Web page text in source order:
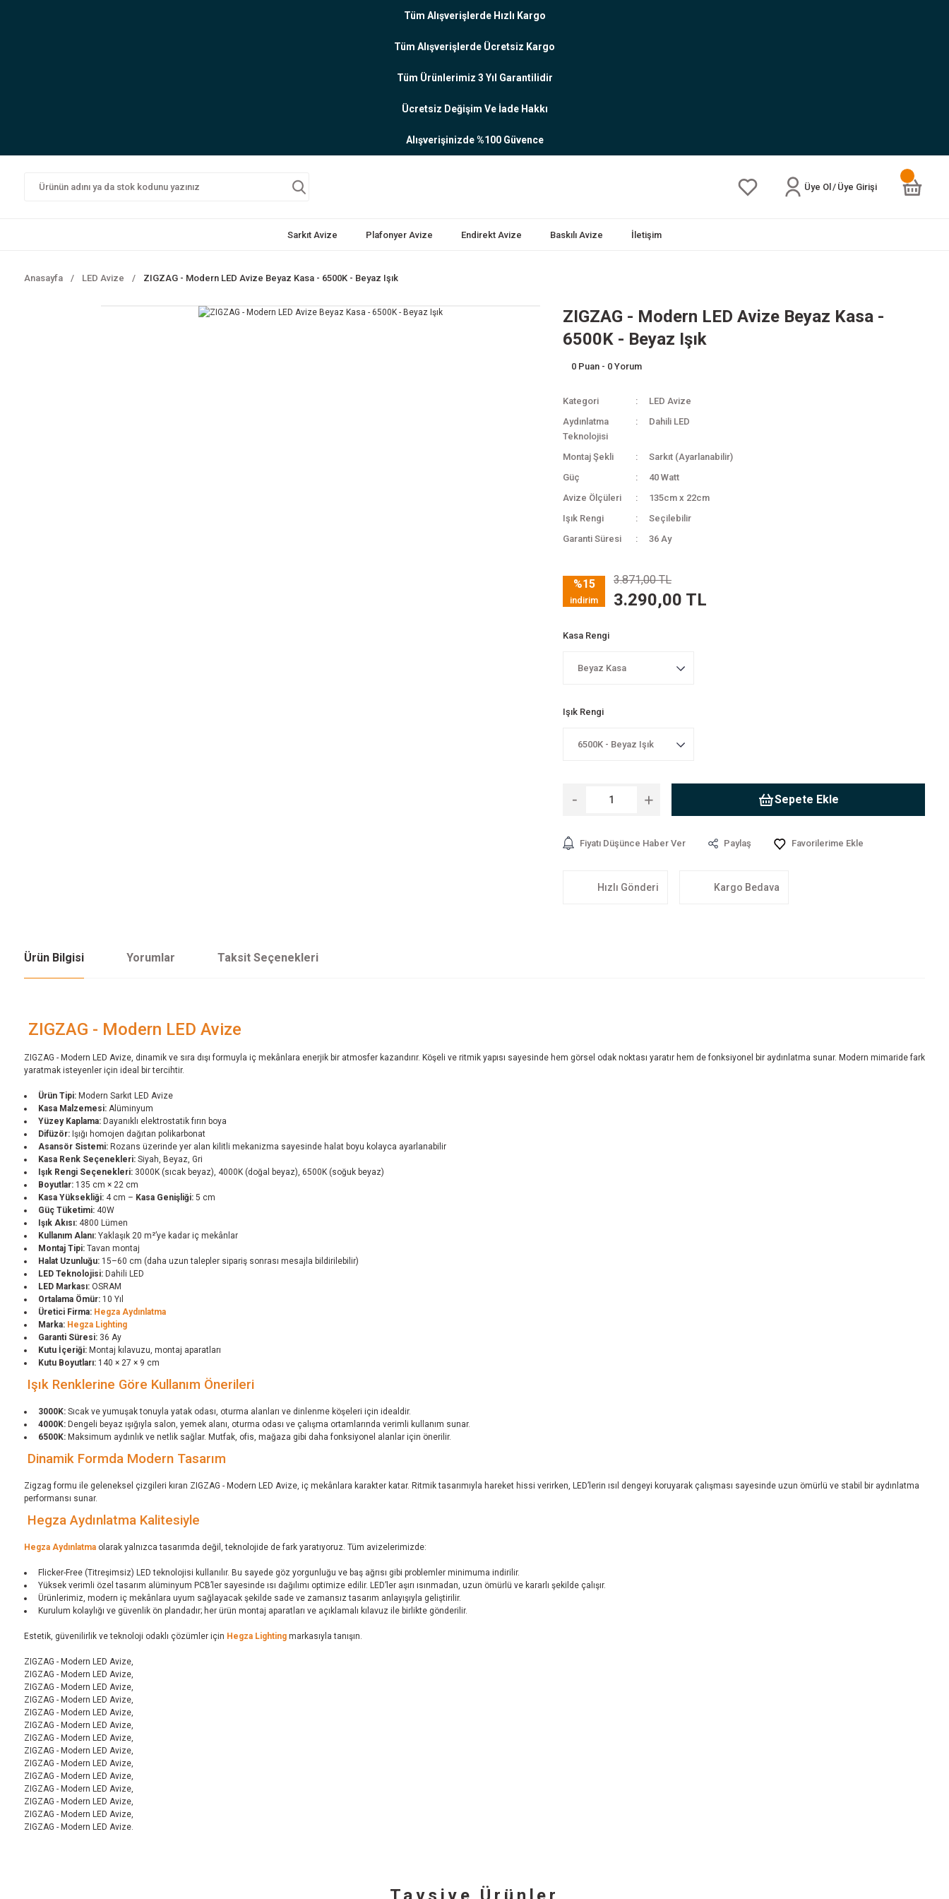
Tüm Alışverişlerde Hızlı Kargo
Tüm Alışverişlerde Ücretsiz Kargo
Tüm Ürünlerimiz 3 Yıl Garantilidir
Ücretsiz Değişim Ve İade Hakkı
Alışverişinizde %100 Güvence
Üye Ol / Üye Girişi
Sarkıt Avize Plafonyer Avize Endirekt Avize Baskılı Avize İletişim
Anasayfa LED Avize ZIGZAG - Modern LED Avize Beyaz Kasa - 6500K - Beyaz Işık
ZIGZAG - Modern LED Avize Beyaz Kasa -
6500K - Beyaz Işık
0 Puan - 0 Yorum
Kategori
LED Avize
Aydınlatma
Teknolojisi
Dahili LED
Montaj Şekli
Sarkıt (Ayarlanabilir)
Güç
40 Watt
Avize Ölçüleri
135cm x 22cm
Işık Rengi
Seçilebilir
Garanti Süresi
36 Ay
%15
indirim
3.871,00 TL
3.290,00 TL
Kasa Rengi
Işık Rengi
Sepete Ekle
Fiyatı Düşünce Haber Ver Paylaş
Hızlı Gönderi Kargo Bedava
Ürün Bilgisi Yorumlar Taksit Seçenekleri
ZIGZAG - Modern LED Avize
ZIGZAG - Modern LED Avize, dinamik ve sıra dışı formuyla iç mekânlara enerjik bir atmosfer kazandırır. Köşeli ve ritmik yapısı sayesinde hem görsel odak noktası yaratır hem de fonksiyonel bir aydınlatma sunar. Modern mimaride fark
yaratmak isteyenler için ideal bir tercihtir.
Ürün Tipi: Modern Sarkıt LED Avize
Kasa Malzemesi: Alüminyum
Yüzey Kaplama: Dayanıklı elektrostatik fırın boya
Difüzör: Işığı homojen dağıtan polikarbonat
Asansör Sistemi: Rozans üzerinde yer alan kilitli mekanizma sayesinde halat boyu kolayca ayarlanabilir
Kasa Renk Seçenekleri: Siyah, Beyaz, Gri
Işık Rengi Seçenekleri: 3000K (sıcak beyaz), 4000K (doğal beyaz), 6500K (soğuk beyaz)
Boyutlar: 135 cm × 22 cm
Kasa Yüksekliği: 4 cm – Kasa Genişliği: 5 cm
Güç Tüketimi: 40W
Işık Akısı: 4800 Lümen
Kullanım Alanı: Yaklaşık 20 m²’ye kadar iç mekânlar
Montaj Tipi: Tavan montaj
Halat Uzunluğu: 15–60 cm (daha uzun talepler sipariş sonrası mesajla bildirilebilir)
LED Teknolojisi: Dahili LED
LED Markası: OSRAM
Ortalama Ömür: 10 Yıl
Üretici Firma: Hegza Aydınlatma
Marka: Hegza Lighting
Garanti Süresi: 36 Ay
Kutu İçeriği: Montaj kılavuzu, montaj aparatları
Kutu Boyutları: 140 × 27 × 9 cm
Işık Renklerine Göre Kullanım Önerileri
3000K: Sıcak ve yumuşak tonuyla yatak odası, oturma alanları ve dinlenme köşeleri için idealdir.
4000K: Dengeli beyaz ışığıyla salon, yemek alanı, oturma odası ve çalışma ortamlarında verimli kullanım sunar.
6500K: Maksimum aydınlık ve netlik sağlar. Mutfak, ofis, mağaza gibi daha fonksiyonel alanlar için önerilir.
Dinamik Formda Modern Tasarım
Zigzag formu ile geleneksel çizgileri kıran ZIGZAG - Modern LED Avize, iç mekânlara karakter katar. Ritmik tasarımıyla hareket hissi verirken, LED’lerin ısıl dengeyi koruyarak çalışması sayesinde uzun ömürlü ve stabil bir aydınlatma
performansı sunar.
Hegza Aydınlatma Kalitesiyle
Hegza Aydınlatma olarak yalnızca tasarımda değil, teknolojide de fark yaratıyoruz. Tüm avizelerimizde:
Flicker-Free (Titreşimsiz) LED teknolojisi kullanılır. Bu sayede göz yorgunluğu ve baş ağrısı gibi problemler minimuma indirilir.
Yüksek verimli özel tasarım alüminyum PCB’ler sayesinde ısı dağılımı optimize edilir. LED’ler aşırı ısınmadan, uzun ömürlü ve kararlı şekilde çalışır.
Ürünlerimiz, modern iç mekânlara uyum sağlayacak şekilde sade ve zamansız tasarım anlayışıyla geliştirilir.
Kurulum kolaylığı ve güvenlik ön plandadır; her ürün montaj aparatları ve açıklamalı kılavuz ile birlikte gönderilir.
Estetik, güvenilirlik ve teknoloji odaklı çözümler için Hegza Lighting markasıyla tanışın.
ZIGZAG - Modern LED Avize,
ZIGZAG - Modern LED Avize,
ZIGZAG - Modern LED Avize,
ZIGZAG - Modern LED Avize,
ZIGZAG - Modern LED Avize,
ZIGZAG - Modern LED Avize,
ZIGZAG - Modern LED Avize,
ZIGZAG - Modern LED Avize,
ZIGZAG - Modern LED Avize,
ZIGZAG - Modern LED Avize,
ZIGZAG - Modern LED Avize,
ZIGZAG - Modern LED Avize,
ZIGZAG - Modern LED Avize,
ZIGZAG - Modern LED Avize.